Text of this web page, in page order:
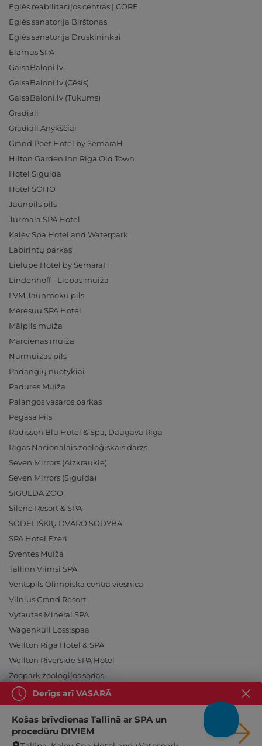
Eglės reabilitacijos centras | CORE
Eglės sanatorija Birštonas
Eglės sanatorija Druskininkai
Elamus SPA
GaisaBaloni.lv
GaisaBaloni.lv (Cēsis)
GaisaBaloni.lv (Tukums)
Gradiali
Gradiali Anykščiai
Grand Poet Hotel by SemaraH
Hilton Garden Inn Riga Old Town
Hotel Sigulda
Hotel SOHO
Jaunpils pils
Jūrmala SPA Hotel
Kalev Spa Hotel and Waterpark
Labirintų parkas
Lielupe Hotel by SemaraH
Lindenhoff - Liepas muiža
LVM Jaunmoku pils
Meresuu SPA Hotel
Mālpils muiža
Mārcienas muiža
Nurmuižas pils
Padangių nuotykiai
Padures Muiža
Palangos vasaros parkas
Pegasa Pils
Radisson Blu Hotel & Spa, Daugava Riga
Rīgas Nacionālais zooloģiskais dārzs
Seven Mirrors (Aizkraukle)
Seven Mirrors (Sigulda)
SIGULDA ZOO
Silene Resort & SPA
SODELIŠKIŲ DVARO SODYBA
SPA Hotel Ezeri
Sventes Muiža
Tallinn Viimsi SPA
Ventspils Olimpiskā centra viesnīca
Vilnius Grand Resort
Vytautas Mineral SPA
Wagenküll Lossispaa
Wellton Riga Hotel & SPA
Wellton Riverside SPA Hotel
Zoopark zoologijos sodas
Ieslēdz atpūtu!
Derīgs arī VASARĀ
Košas brīvdienas Tallinā ar SPA un
procedūru DIVIEM